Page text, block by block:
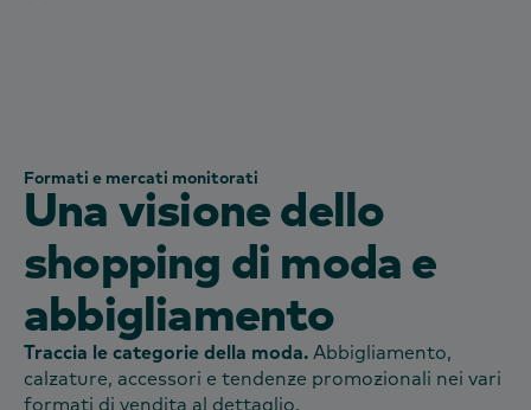
Formati e mercati monitorati
Una visione dello
shopping di moda e
abbigliamento
Traccia le categorie della moda. Abbigliamento,
calzature, accessori e tendenze promozionali nei vari
formati di vendita al dettaglio.